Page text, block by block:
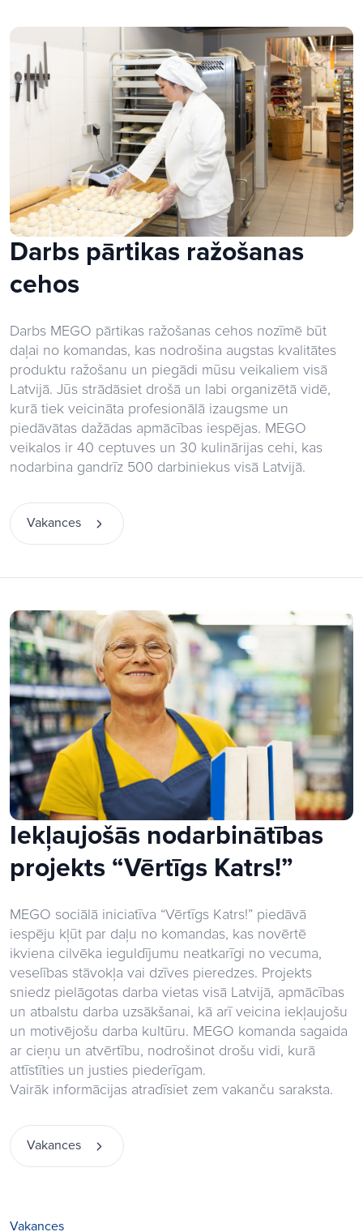
Darbs pārtikas ražošanas
cehos
Darbs MEGO pārtikas ražošanas cehos nozīmē būt
daļai no komandas, kas nodrošina augstas kvalitātes
produktu ražošanu un piegādi mūsu veikaliem visā
Latvijā. Jūs strādāsiet drošā un labi organizētā vidē,
kurā tiek veicināta profesionālā izaugsme un
piedāvātas dažādas apmācības iespējas. MEGO
veikalos ir 40 ceptuves un 30 kulinārijas cehi, kas
nodarbina gandrīz 500 darbiniekus visā Latvijā.
Vakances
Iekļaujošās nodarbinātības
projekts “Vērtīgs Katrs!”
MEGO sociālā iniciatīva “Vērtīgs Katrs!” piedāvā
iespēju kļūt par daļu no komandas, kas novērtē
ikviena cilvēka ieguldījumu neatkarīgi no vecuma,
veselības stāvokļa vai dzīves pieredzes. Projekts
sniedz pielāgotas darba vietas visā Latvijā, apmācības
un atbalstu darba uzsākšanai, kā arī veicina iekļaujošu
un motivējošu darba kultūru. MEGO komanda sagaida
ar cieņu un atvērtību, nodrošinot drošu vidi, kurā
attīstīties un justies piederīgam.
Vairāk informācijas atradīsiet zem vakanču saraksta.
Vakances
Vakances